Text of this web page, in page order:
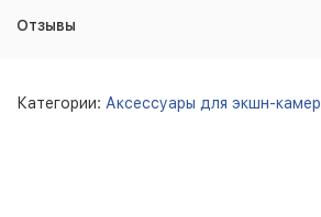
Отзывы
Категории: Аксессуары для экшн-камер